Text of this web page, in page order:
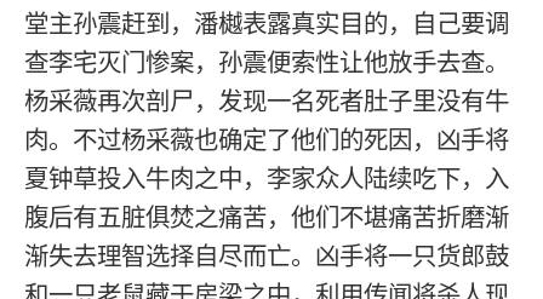
堂主孙震赶到，潘樾表露真实目的，自己要调
查李宅灭门惨案，孙震便索性让他放手去查。
杨采薇再次剖尸，发现一名死者肚子里没有牛
肉。不过杨采薇也确定了他们的死因，凶手将
夏钟草投入牛肉之中，李家众人陆续吃下，入
腹后有五脏俱焚之痛苦，他们不堪痛苦折磨渐
渐失去理智选择自尽而亡。凶手将一只货郎鼓